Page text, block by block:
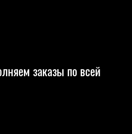
заказы по всей